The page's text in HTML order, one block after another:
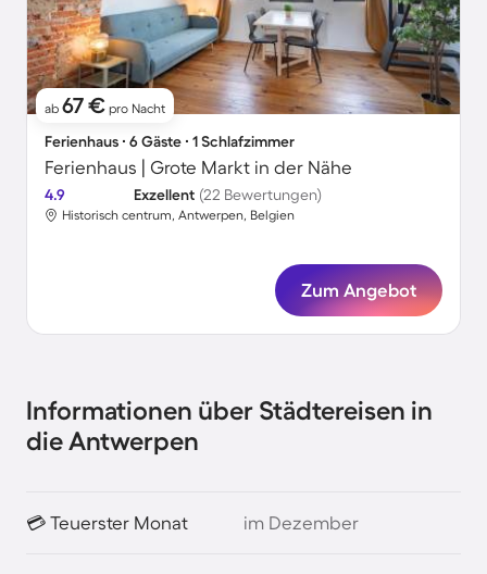
ab 67 € pro Nacht
Ferienhaus ∙ 6 Gäste ∙ 1 Schlafzimmer
Ferienhaus | Grote Markt in der Nähe
4.9 Exzellent (22 Bewertungen)
Historisch centrum, Antwerpen, Belgien
Zum Angebot
Informationen über Städtereisen in
die Antwerpen
💳 Teuerster Monat im Dezember